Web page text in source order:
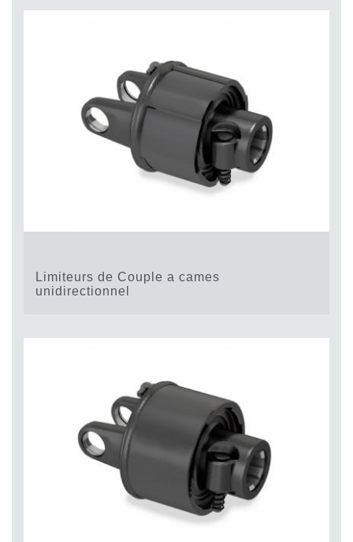
Limiteurs de Couple a cames
unidirectionnel